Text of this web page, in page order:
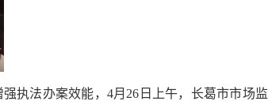
执法办案效能，4月26日上午，长葛市市场监